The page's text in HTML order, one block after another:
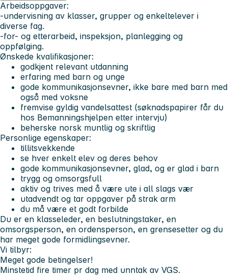
Arbeidsoppgaver:
-undervisning av klasser, grupper og enkeltelever i
diverse fag.
-for- og etterarbeid, inspeksjon, planlegging og
oppfølging.
Ønskede kvalifikasjoner:
godkjent relevant utdanning
erfaring med barn og unge
gode kommunikasjonsevner, ikke bare med barn med
også med voksne
fremvise gyldig vandelsattest (søknadspapirer får du
hos Bemanningshjelpen etter intervju)
beherske norsk muntlig og skriftlig
Personlige egenskaper:
tillitsvekkende
se hver enkelt elev og deres behov
gode kommunikasjonsevner, glad, og er glad i barn
trygg og omsorgsfull
aktiv og trives med å være ute i all slags vær
utadvendt og tar oppgaver på strak arm
du må være et godt forbilde
Du er en klasseleder, en beslutningstaker, en
omsorgsperson, en ordensperson, en grensesetter og du
har meget gode formidlingsevner.
Vi tilbyr:
Meget gode betingelser!
Minstetid fire timer pr dag med unntak av VGS.